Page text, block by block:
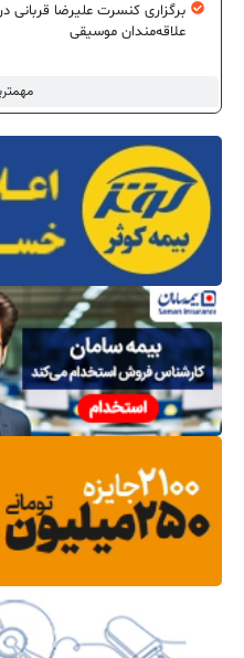
برگزاری کنسرت علیرضا قربانی
علاقه‌مندان موسیقی